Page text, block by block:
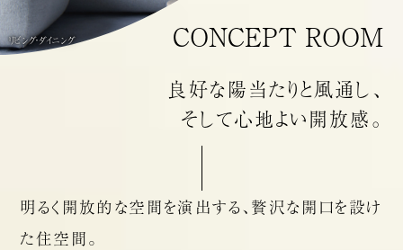
リビング・ダイニング CONCEPT ROOM
良好な陽当たりと風通し、
そして心地よい開放感。
明るく開放的な空間を演出する、 贅沢な開口を設け
た住空間。